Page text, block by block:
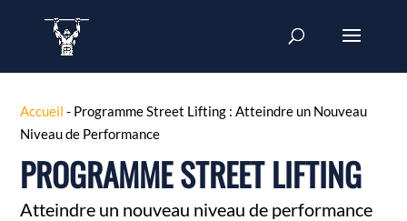
Accueil - Programme Street Lifting : Atteindre un Nouveau
Niveau de Performance
PROGRAMME STREET LIFTING
Atteindre un nouveau niveau de performance